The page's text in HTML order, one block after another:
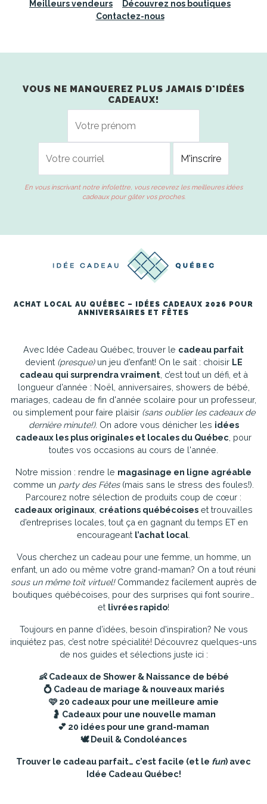
Meilleurs vendeurs
Découvrez nos boutiques
Contactez-nous
VOUS NE MANQUEREZ PLUS JAMAIS D'IDÉES
CADEAUX!
En vous inscrivant notre infolettre, vous recevrez les meilleures idées
cadeaux pour gâter vos proches.
ACHAT LOCAL AU QUÉBEC – IDÉES CADEAUX 2026 POUR
ANNIVERSAIRES ET FÊTES
Avec Idée Cadeau Québec, trouver le cadeau parfait
devient (presque)un jeu d’enfant! On le sait : choisir LE
cadeau qui surprendra vraiment, c’est tout un défi, et à
longueur d’année : Noël, anniversaires, showers de bébé,
mariages, cadeau de fin d'année scolaire pour un professeur,
ou simplement pour faire plaisir (sans oublier les cadeaux de
dernière minute!). On adore vous dénicher les idées
cadeaux les plus originales et locales du Québec , pour
toutes vos occasions au cours de l'année.
Notre mission : rendre le magasinage en ligne agréable
comme un party des Fêtes(mais sans le stress des foules!).
Parcourez notre sélection de produits coup de cœur :
cadeaux originaux créations québécoises et trouvailles
d’entreprises locales, tout ça en gagnant du temps ET en
encourageant l’achat local
Vous cherchez un cadeau pour une femme, un homme, un
enfant, un ado ou même votre grand-maman? On a tout réuni
sous un même toit virtuel!Commandez facilement auprès de
boutiques québécoises, pour des surprises qui font sourire…
et livrées rapido!
Toujours en panne d’idées, besoin d'inspiration? Ne vous
inquiétez pas, c’est notre spécialité! Découvrez quelques-uns
de nos guides et sélections juste ici :
👶 Cadeaux de Shower & Naissance de bébé
💍 Cadeau de mariage & nouveaux mariés
🩷 20 cadeaux pour une meilleure amie
🤰 Cadeaux pour une nouvelle maman
💕 20 idées pour une grand-maman
🕊️Deuil & Condoléances
Trouver le cadeau parfait… c’est facile (et le fun) avec
Idée Cadeau Québec!